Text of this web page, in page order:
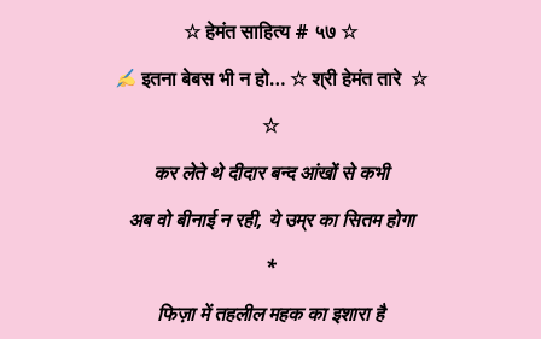
☆ हेमंत साहित्य # ५७ ☆
इतना बेबस भी न हो… ☆ श्री हेमंत तारे ☆
☆
कर लेते थे दीदार बन्द आंखों से कभी
अब वो बीनाई न रही, ये उम्र का सितम होगा
*
फिज़ा में तहलील महक का इशारा है